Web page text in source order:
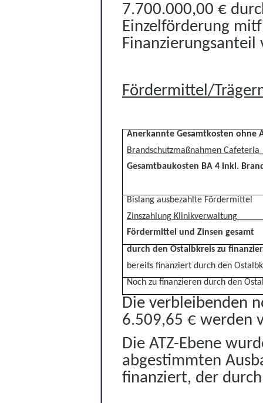
7.700.000,00 €
Einzelförderung
Fördermittel/
Anerkannte Gesamtkosten ohne
Brandschutzmaßnahmen Cafeteria
Gesamtbaukosten BA 4 inkl.
Bislang ausbezahlte Fördermittel
Zinszahlung Klinikverwaltung
Fördermittel und Zinsen gesamt
durch den Ostalbkreis zu
bereits finanziert durch den
Noch zu finanzieren durch den
Die verbleibenden
6.509,65 € werden
Die ATZ-Ebene
abgestimmten
finanziert, der